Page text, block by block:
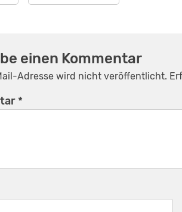
einen Kommentar
Adresse wird nicht veröffentlicht.
*